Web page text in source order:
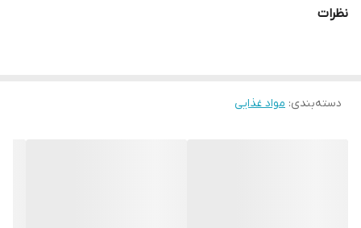
117 گرم
نظرات
دسته‌بندی: مواد غذایی